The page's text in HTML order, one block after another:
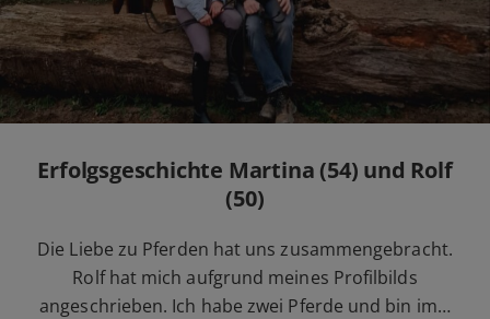
Erfolgsgeschichte Martina (54) und Rolf
(50)
Die Liebe zu Pferden hat uns zusammengebracht.
Rolf hat mich aufgrund meines Profilbilds
angeschrieben. Ich habe zwei Pferde und bin im…